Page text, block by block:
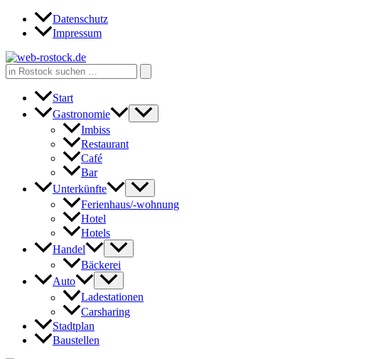
Zum
Inhalt
Datenschutz
Impressum
Search
for:
Start
Gastronomie
Imbiss
Restaurant
Café
Bar
Unterkünfte
Ferienhaus/-wohnung
Hotel
Hotels
Handel
Bäckerei
Auto
Ladestationen
Carsharing
Stadtplan
Baustellen